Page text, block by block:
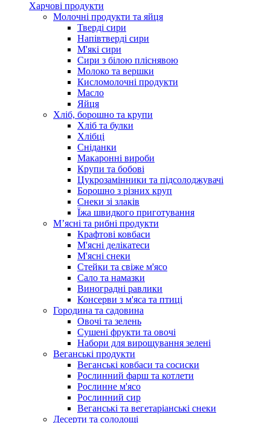
Харчові продукти
Молочні продукти та яйця
Тверді сири
Напівтверді сири
М'які сири
Сири з білою пліснявою
Молоко та вершки
Кисломолочні продукти
Масло
Яйця
Хліб, борошно та крупи
Хліб та булки
Хлібці
Сніданки
Макаронні вироби
Крупи та бобові
Цукрозамінники та підсолоджувачі
Борошно з різних круп
Снеки зі злаків
Їжа швидкого приготування
Мʼясні та рибні продукти
Крафтові ковбаси
М'ясні делікатеси
М'ясні снеки
Стейки та свіже м'ясо
Сало та намазки
Виноградні равлики
Консерви з м'яса та птиці
Городина та садовина
Овочі та зелень
Сушені фрукти та овочі
Набори для вирощування зелені
Веганські продукти
Веганські ковбаси та сосиски
Рослинний фарш та котлети
Рослинне м'ясо
Рослинний сир
Веганські та вегетаріанські снеки
Десерти та солодощі